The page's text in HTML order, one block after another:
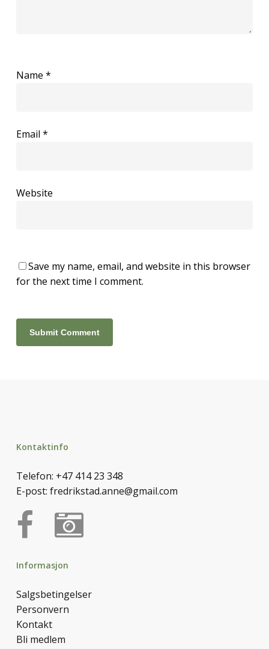
Name *
Email *
Website
Save my name, email, and website in this browser
for the next time I comment.
Kontaktinfo
Telefon: +47 414 23 348
E-post: fredrikstad.anne@gmail.com
Informasjon
Salgsbetingelser
Personvern
Kontakt
Bli medlem